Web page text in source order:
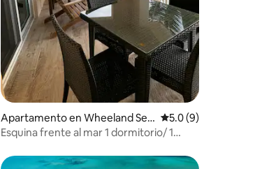
Apartamento en Wheeland Set
tlement
Calificación
5.0 (9)
Esquina frente al mar 1 dormitorio/ 1